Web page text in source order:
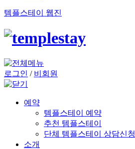
템플스테이 웹진
로그인 / 비회원
예약
템플스테이 예약
추천 템플스테이
단체 템플스테이 상담신청
소개